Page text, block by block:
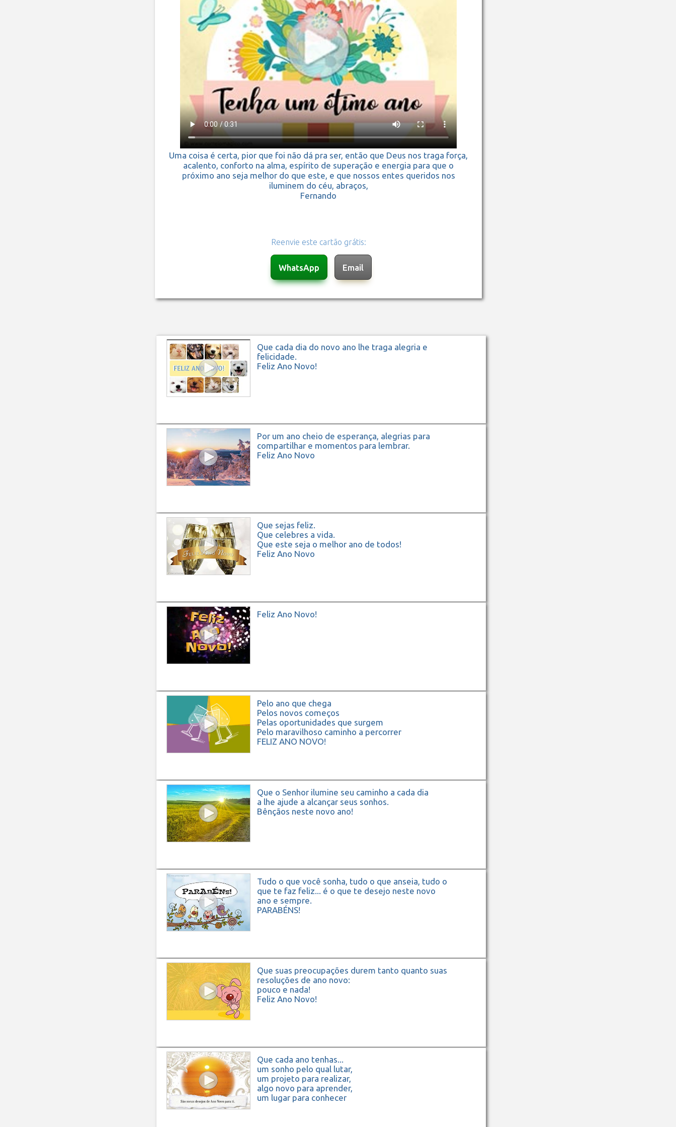
Uma coisa é certa, pior que foi não dá pra ser, então que Deus nos traga força,
acalento, conforto na alma, espírito de superação e energia para que o
próximo ano seja melhor do que este, e que nossos entes queridos nos
iluminem do céu, abraços,
Fernando
Reenvie este cartão grátis:
Que cada dia do novo ano lhe traga alegria e
felicidade.
Feliz Ano Novo!
Por um ano cheio de esperança, alegrias para
compartilhar e momentos para lembrar.
Feliz Ano Novo
Que sejas feliz.
Que celebres a vida.
Que este seja o melhor ano de todos!
Feliz Ano Novo
Feliz Ano Novo!
Pelo ano que chega
Pelos novos começos
Pelas oportunidades que surgem
Pelo maravilhoso caminho a percorrer
FELIZ ANO NOVO!
Que o Senhor ilumine seu caminho a cada dia
a lhe ajude a alcançar seus sonhos.
Bênçãos neste novo ano!
Tudo o que você sonha, tudo o que anseia, tudo o
que te faz feliz... é o que te desejo neste novo
ano e sempre.
PARABÉNS!
Que suas preocupações durem tanto quanto suas
resoluções de ano novo:
pouco e nada!
Feliz Ano Novo!
Que cada ano tenhas...
um sonho pelo qual lutar,
um projeto para realizar,
algo novo para aprender,
um lugar para conhecer